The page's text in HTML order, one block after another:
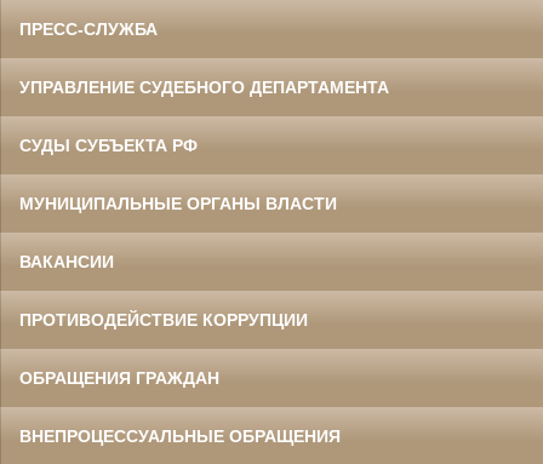
ПРЕСС-СЛУЖБА
УПРАВЛЕНИЕ СУДЕБНОГО ДЕПАРТАМЕНТА
СУДЫ СУБЪЕКТА РФ
МУНИЦИПАЛЬНЫЕ ОРГАНЫ ВЛАСТИ
ВАКАНСИИ
ПРОТИВОДЕЙСТВИЕ КОРРУПЦИИ
ОБРАЩЕНИЯ ГРАЖДАН
ВНЕПРОЦЕССУАЛЬНЫЕ ОБРАЩЕНИЯ